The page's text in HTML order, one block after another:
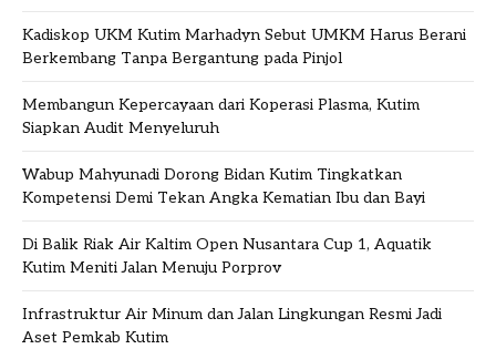
Kadiskop UKM Kutim Marhadyn Sebut UMKM Harus Berani
Berkembang Tanpa Bergantung pada Pinjol
Membangun Kepercayaan dari Koperasi Plasma, Kutim
Siapkan Audit Menyeluruh
Wabup Mahyunadi Dorong Bidan Kutim Tingkatkan
Kompetensi Demi Tekan Angka Kematian Ibu dan Bayi
Di Balik Riak Air Kaltim Open Nusantara Cup 1, Aquatik
Kutim Meniti Jalan Menuju Porprov
Infrastruktur Air Minum dan Jalan Lingkungan Resmi Jadi
Aset Pemkab Kutim